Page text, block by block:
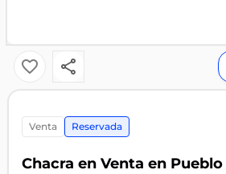
venta Reservada
Chacra en Venta en Pueblo